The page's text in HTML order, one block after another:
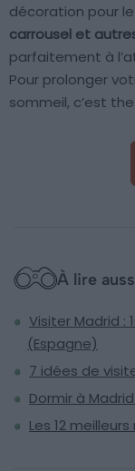
décoration pour
carrousel et
parfaitement à
Pour prolonger
sommeil, c’est
À lire
Visiter Madrid :
(Espagne)
7 idées de
Dormir à
Les 12